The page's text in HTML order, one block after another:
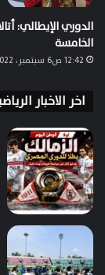
الخامسة
12:42 ص6 سبتمبر، 2022
اخر الاخبار